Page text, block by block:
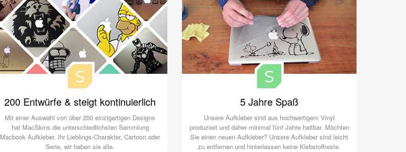
200 Entwürfe & steigt kontinuierlich
Mit einer Auswahl von über 200 einzigartigen Designs
hat MacSkins die unterschiedlichsten Sammlung
Macbook Aufkleber. Ihr Lieblings-Charakter, Cartoon oder
Serie, wir haben sie alle.
5 Jahre Spaß
Unsere Aufkleber sind aus hochwertigem Vinyl
produziert und daher minimal fünf Jahre haltbar. Möchten
Sie einen neuen Aufkleber? Unsere Aufkleber sind leicht
zu entfernen und hinterlassen keine Klebstoffreste.